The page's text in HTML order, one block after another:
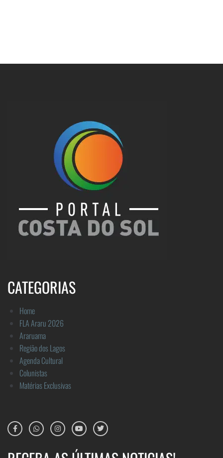
CATEGORIAS
Home
FLA Araru 2026
Araruama
Região dos Lagos
Agenda Cultural
Colunistas
Matérias Exclusivas